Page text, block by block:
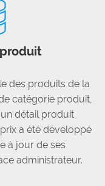
des produits de la
catégorie produit,
détail produit
a été développé
à jour de ses
administrateur.